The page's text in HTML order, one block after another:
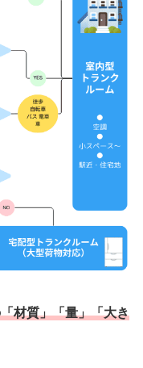
材質」「量」「大き